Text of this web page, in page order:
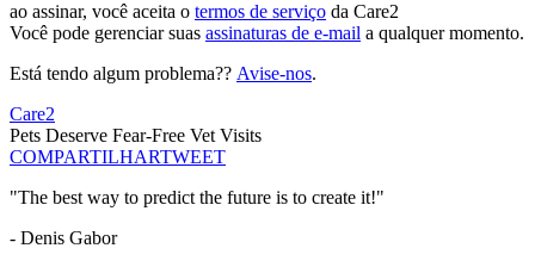
ao assinar, você aceita o termos de serviço da Care2
Você pode gerenciar suas assinaturas de e-mail a qualquer momento.
Está tendo algum problema?? Avise-nos.
Care2
Pets Deserve Fear-Free Vet Visits
COMPARTILHARTWEET
"The best way to predict the future is to create it!"
- Denis Gabor